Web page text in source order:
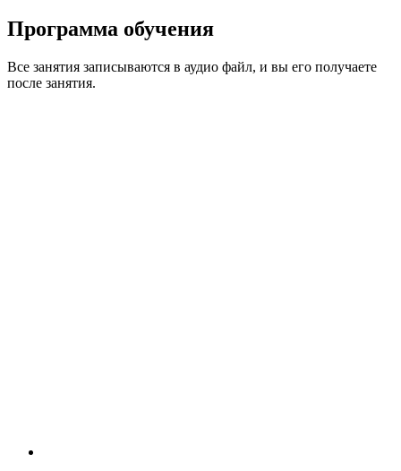
Программа обучения
Все занятия записываются в аудио файл, и вы его получаете
после занятия.